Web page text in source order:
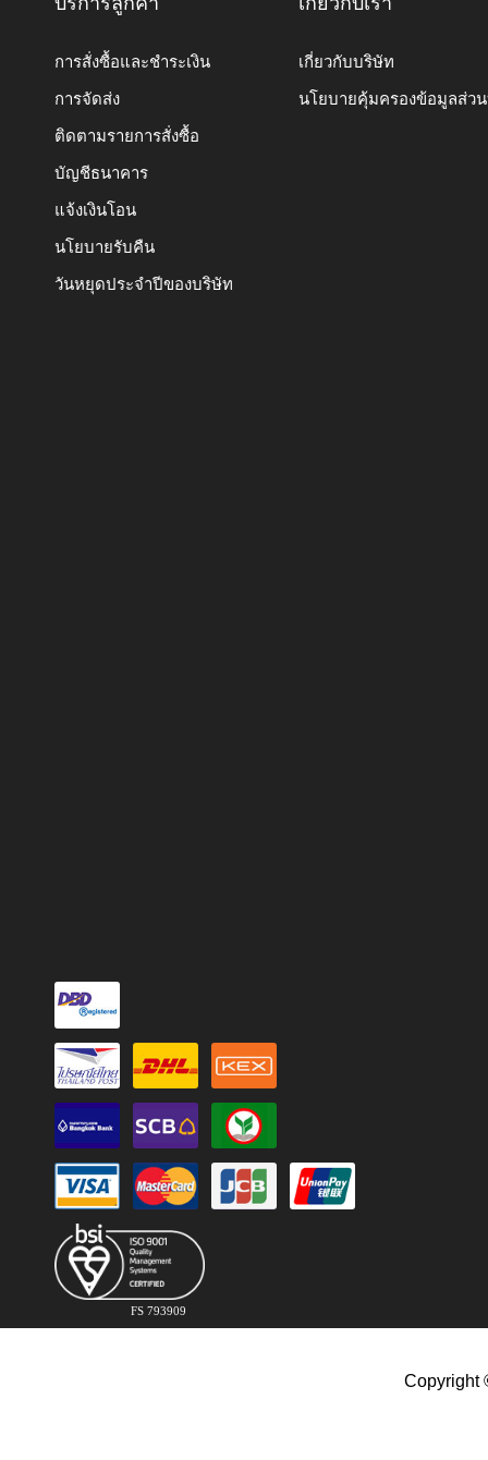
การสั่งซื้อและชำระเงิน
การจัดส่ง
ติดตามรายการสั่งซื้อ
บัญชีธนาคาร
แจ้งเงินโอน
นโยบายรับคืน
วันหยุดประจำปีของบริษัท
เกี่ยวกับบริษัท
นโยบายคุ้มครองข้อมูลส่ว
FS 793909
Copyright